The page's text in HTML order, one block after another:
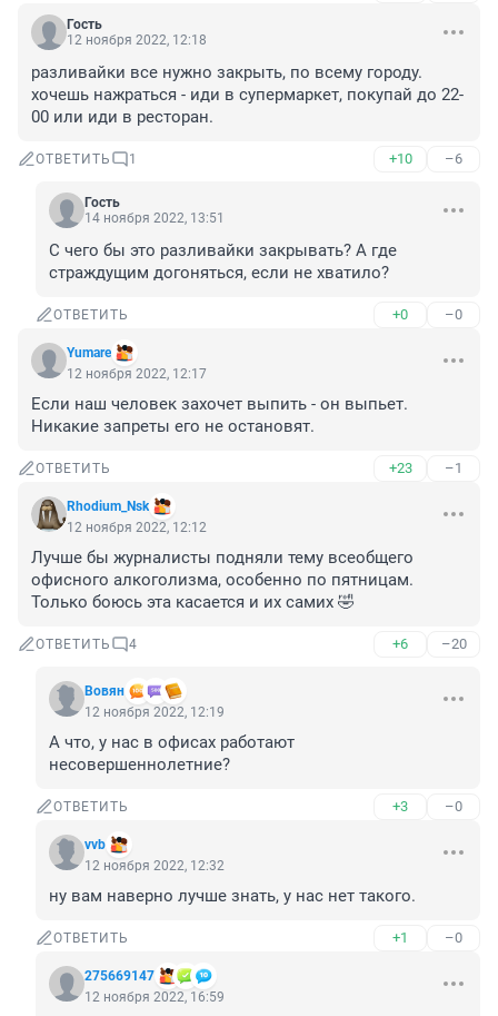
Гость
12 ноября 2022, 12:18
разливайки все нужно закрыть, по всему городу.
хочешь нажраться - иди в супермаркет, покупай до 22-
00 или иди в ресторан.
ОТВЕТИТЬ 1 +10 –6
Гость
14 ноября 2022, 13:51
С чего бы это разливайки закрывать? А где
страждущим догоняться, если не хватило?
ОТВЕТИТЬ +0 –0
Yumare
12 ноября 2022, 12:17
Если наш человек захочет выпить - он выпьет.
Никакие запреты его не остановят.
ОТВЕТИТЬ +23 –1
Rhodium_Nsk
12 ноября 2022, 12:12
Лучше бы журналисты подняли тему всеобщего
офисного алкоголизма, особенно по пятницам.
Только боюсь эта касается и их самих 🤣
ОТВЕТИТЬ 4 +6 –20
Вовян
12 ноября 2022, 12:19
А что, у нас в офисах работают
несовершеннолетние?
ОТВЕТИТЬ +3 –0
vvb
12 ноября 2022, 12:32
ну вам наверно лучше знать, у нас нет такого.
ОТВЕТИТЬ +1 –0
275669147
12 ноября 2022, 16:59